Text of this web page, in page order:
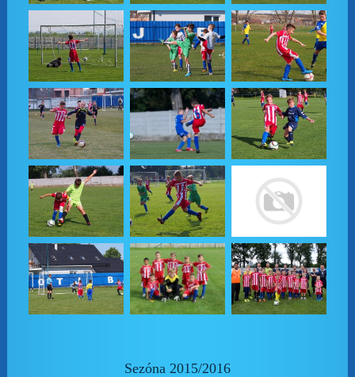
Sezóna 2015/2016